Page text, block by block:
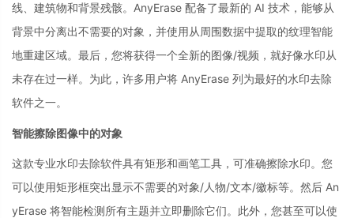
线、建筑物和背景残骸。AnyErase 配备了最新的 AI 技术，能够从
背景中分离出不需要的对象，并使用从周围数据中提取的纹理智能
地重建区域。最后，您将获得一个全新的图像/视频，就好像水印从
未存在过一样。为此，许多用户将 AnyErase 列为最好的水印去除
软件之一。
智能擦除图像中的对象
这款专业水印去除软件具有矩形和画笔工具，可准确擦除水印。您
可以使用矩形框突出显示不需要的对象/人物/文本/徽标等。然后 An
yErase 将智能检测所有主题并立即删除它们。此外，您甚至可以使